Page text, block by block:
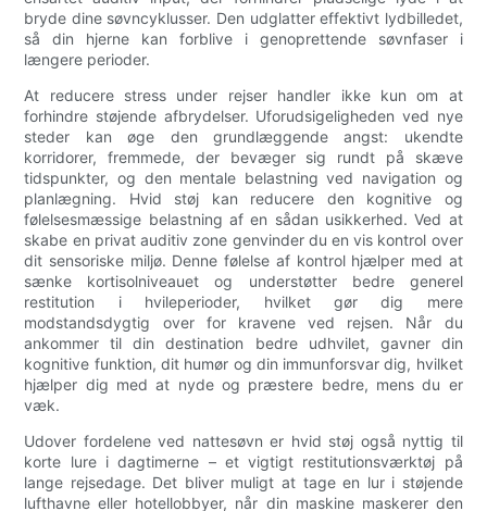
bryde dine søvncyklusser. Den udglatter effektivt lydbilledet,
så din hjerne kan forblive i genoprettende søvnfaser i
længere perioder.
At reducere stress under rejser handler ikke kun om at
forhindre støjende afbrydelser. Uforudsigeligheden ved nye
steder kan øge den grundlæggende angst: ukendte
korridorer, fremmede, der bevæger sig rundt på skæve
tidspunkter, og den mentale belastning ved navigation og
planlægning. Hvid støj kan reducere den kognitive og
følelsesmæssige belastning af en sådan usikkerhed. Ved at
skabe en privat auditiv zone genvinder du en vis kontrol over
dit sensoriske miljø. Denne følelse af kontrol hjælper med at
sænke kortisolniveauet og understøtter bedre generel
restitution i hvileperioder, hvilket gør dig mere
modstandsdygtig over for kravene ved rejsen. Når du
ankommer til din destination bedre udhvilet, gavner din
kognitive funktion, dit humør og din immunforsvar dig, hvilket
hjælper dig med at nyde og præstere bedre, mens du er
væk.
Udover fordelene ved nattesøvn er hvid støj også nyttig til
korte lure i dagtimerne – et vigtigt restitutionsværktøj på
lange rejsedage. Det bliver muligt at tage en lur i støjende
lufthavne eller hotellobbyer, når din maskine maskerer den